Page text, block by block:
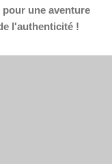
une aventure
l'authenticité !